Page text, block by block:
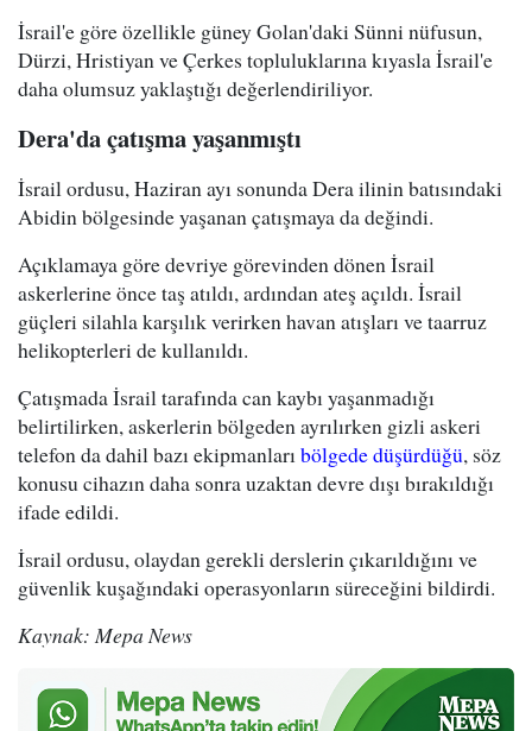
İsrail'e göre özellikle güney Golan'daki Sünni nüfusun,
Dürzi, Hristiyan ve Çerkes topluluklarına kıyasla İsrail'e
daha olumsuz yaklaştığı değerlendiriliyor.
Dera'da çatışma yaşanmıştı
İsrail ordusu, Haziran ayı sonunda Dera ilinin batısındaki
Abidin bölgesinde yaşanan çatışmaya da değindi.
Açıklamaya göre devriye görevinden dönen İsrail
askerlerine önce taş atıldı, ardından ateş açıldı. İsrail
güçleri silahla karşılık verirken havan atışları ve taarruz
helikopterleri de kullanıldı.
Çatışmada İsrail tarafında can kaybı yaşanmadığı
belirtilirken, askerlerin bölgeden ayrılırken gizli askeri
telefon da dahil bazı ekipmanlarıbölgede düşürdüğü, söz
konusu cihazın daha sonra uzaktan devre dışı bırakıldığı
ifade edildi.
İsrail ordusu, olaydan gerekli derslerin çıkarıldığını ve
güvenlik kuşağındaki operasyonların süreceğini bildirdi.
Kaynak: Mepa News